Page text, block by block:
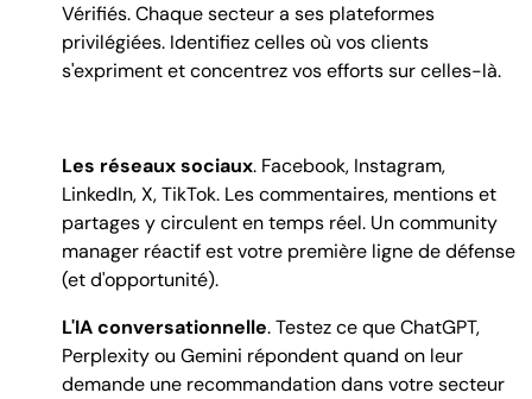
Vérifiés. Chaque secteur a ses plateformes
privilégiées. Identifiez celles où vos clients
s'expriment et concentrez vos efforts sur celles-là.
Les réseaux sociaux. Facebook, Instagram,
LinkedIn, X, TikTok. Les commentaires, mentions et
partages y circulent en temps réel. Un community
manager réactif est votre première ligne de défense
(et d'opportunité).
L'IA conversationnelle. Testez ce que ChatGPT,
Perplexity ou Gemini répondent quand on leur
demande une recommandation dans votre secteur